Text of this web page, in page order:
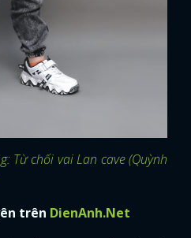
Từ chối vai Lan cave (Quỳnh
trên DienAnh.Net